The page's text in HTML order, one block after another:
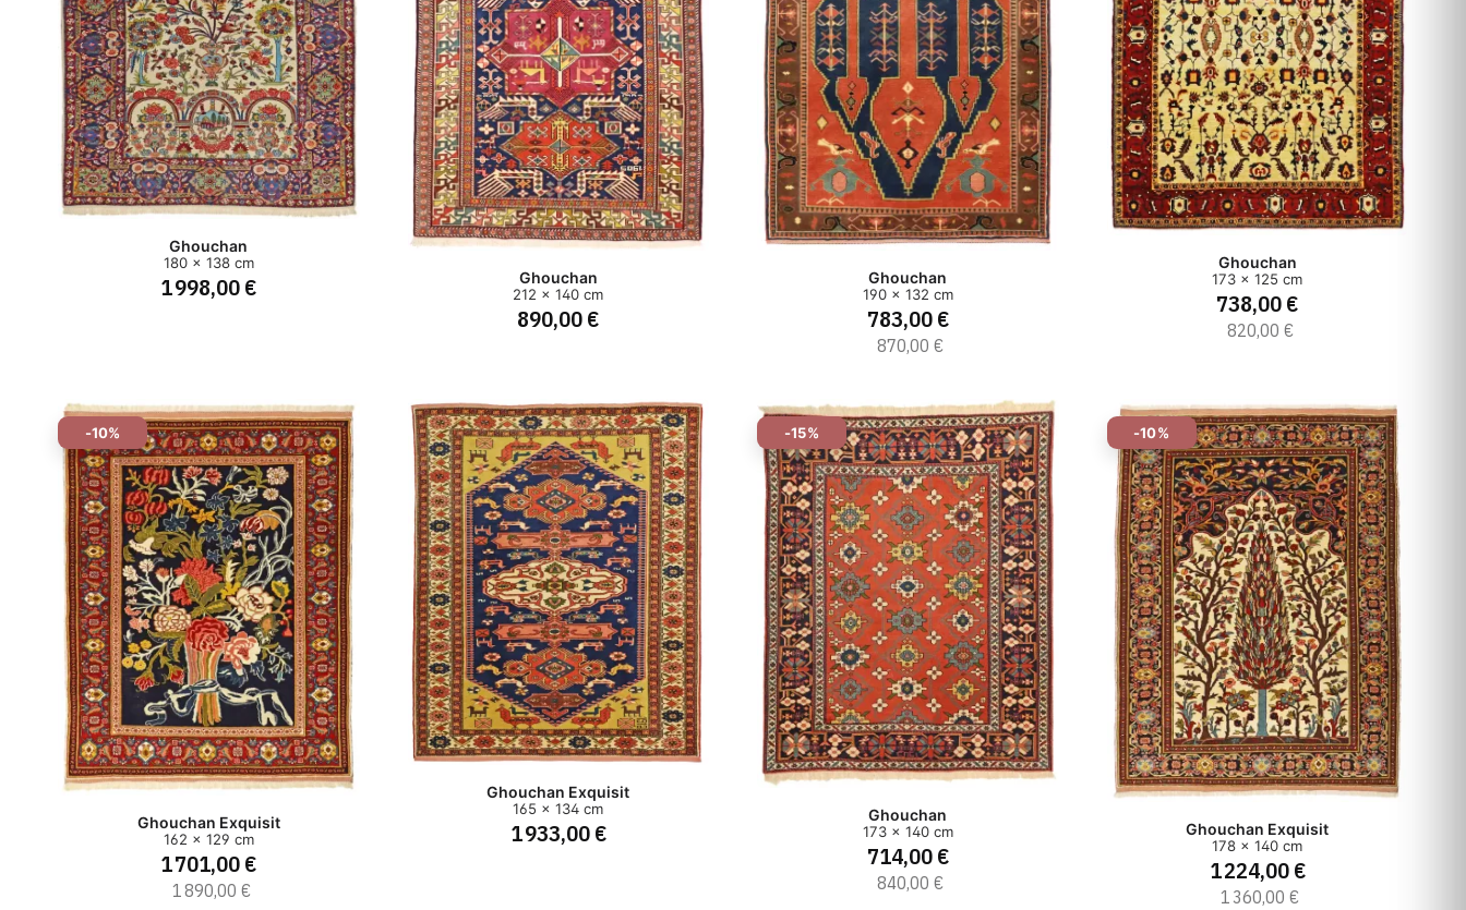
Ghouchan
180 x 138 cm
1 998,00 € Ghouchan
212 x 140 cm
890,00 €
Ghouchan
190 x 132 cm
783,00 €
870,00 €
Ghouchan
173 x 125 cm
738,00 €
820,00 €
-10%
Ghouchan Exquisit
162 x 129 cm
1 701,00 €
1 890,00 €
Ghouchan Exquisit
165 x 134 cm
1 933,00 €
-15%
Ghouchan
173 x 140 cm
714,00 €
840,00 €
-10%
Ghouchan Exquisit
178 x 140 cm
1 224,00 €
1 360,00 €